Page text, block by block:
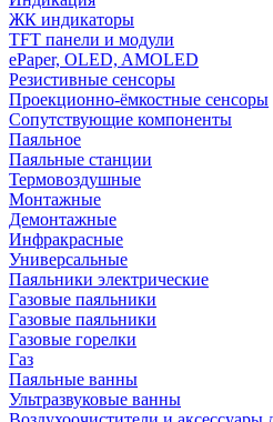
ЖК индикаторы
TFT панели и модули
ePaper, OLED, AMOLED
Резистивные сенсоры
Проекционно-ёмкостные сенсоры
Сопутствующие компоненты
Паяльное
Паяльные станции
Термовоздушные
Монтажные
Демонтажные
Инфракрасные
Универсальные
Паяльники электрические
Газовые паяльники
Газовые паяльники
Газовые горелки
Газ
Паяльные ванны
Ультразвуковые ванны